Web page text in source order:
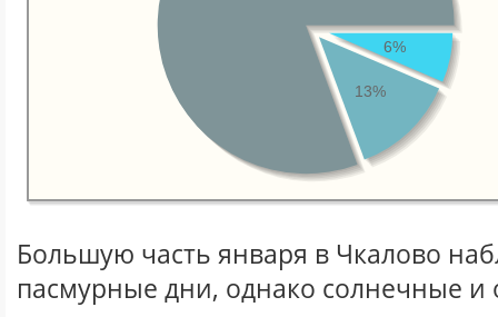
6%
13%
Большую часть января в Чкалово
пасмурные дни, однако солнечные